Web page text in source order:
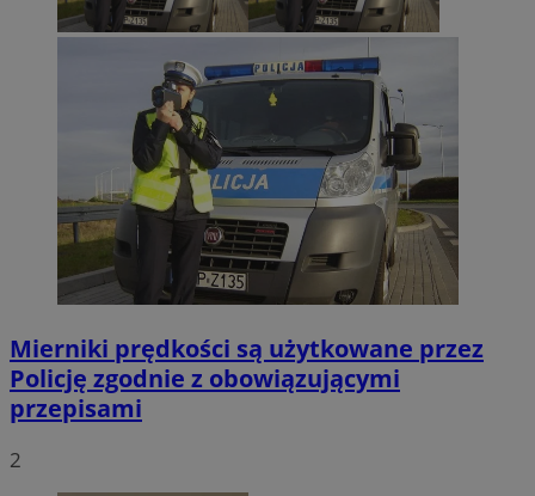
Mierniki prędkości są użytkowane przez
Policję zgodnie z obowiązującymi
przepisami
2